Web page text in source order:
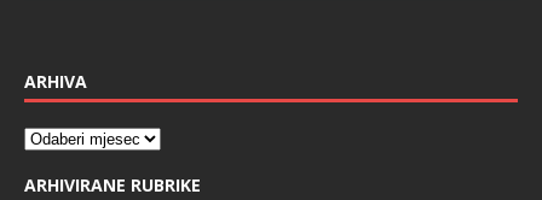
ARHIVA
ARHIVIRANE RUBRIKE